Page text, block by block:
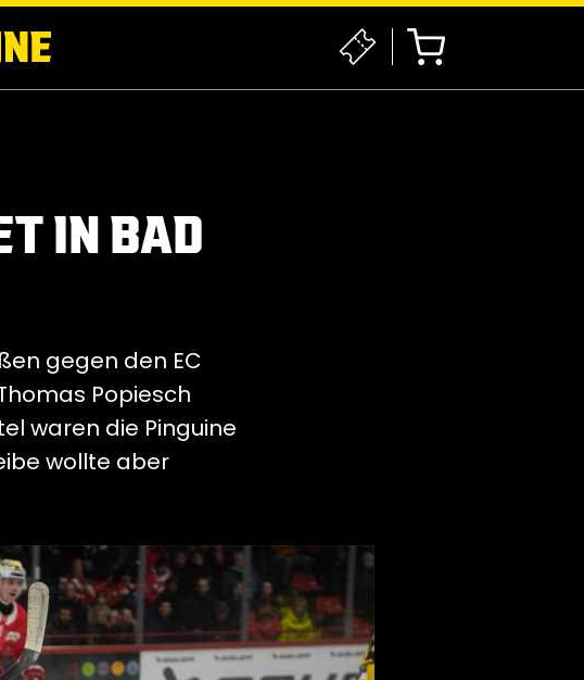
IN BAD
gegen den EC
Popiesch
waren die Pinguine
wollte aber